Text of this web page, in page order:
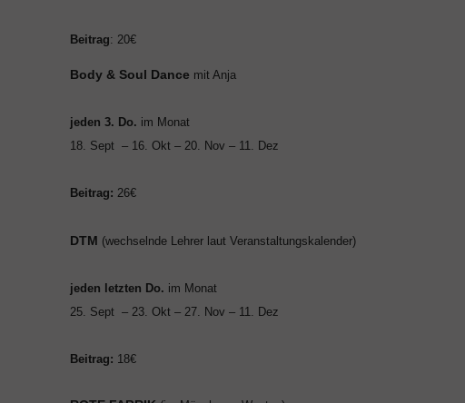
Beitrag: 20€
Body & Soul Dance mit Anja
jeden 3. Do. im Monat
18. Sept – 16. Okt – 20. Nov – 11. Dez
Beitrag: 26€
DTM (wechselnde Lehrer laut Veranstaltungskalender)
jeden letzten Do. im Monat
25. Sept – 23. Okt – 27. Nov – 11. Dez
Beitrag: 18€